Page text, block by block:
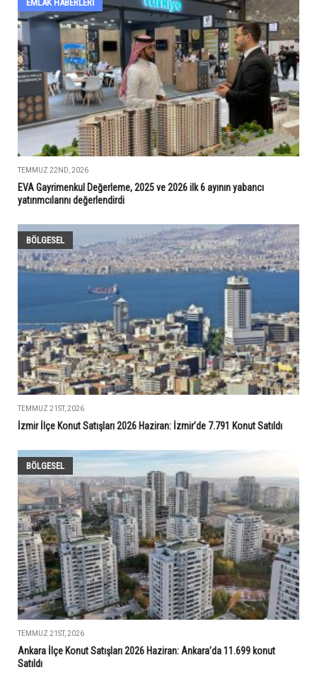
EMLAK HABERLERI
TEMMUZ 22ND, 2026
EVA Gayrimenkul Değerleme, 2025 ve 2026 ilk 6 ayının yabancı
yatırımcılarını değerlendirdi
BÖLGESEL
TEMMUZ 21ST, 2026
İzmir İlçe Konut Satışları 2026 Haziran: İzmir’de 7.791 Konut Satıldı
BÖLGESEL
TEMMUZ 21ST, 2026
Ankara İlçe Konut Satışları 2026 Haziran: Ankara’da 11.699 konut
Satıldı